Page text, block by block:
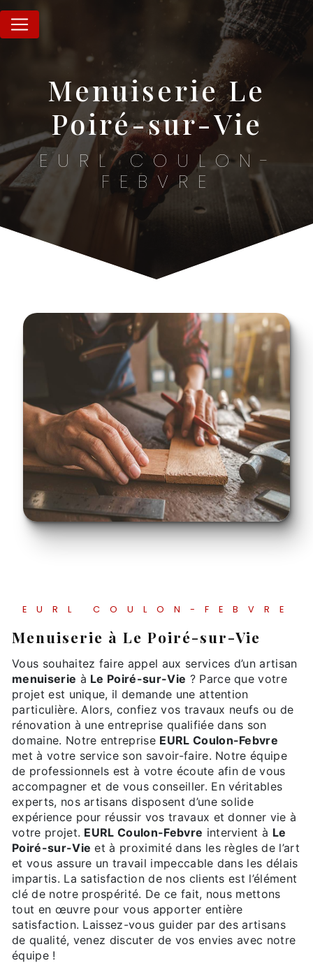
menuiserie Le
Poiré-sur-Vie
EURL COULON-
FEBVRE
EURL COULON-FEBVRE
menuiserie à Le Poiré-sur-Vie
Vous souhaitez faire appel aux services d’un artisan
menuiserie à Le Poiré-sur-Vie ? Parce que votre
projet est unique, il demande une attention
particulière. Alors, confiez vos travaux neufs ou de
rénovation à une entreprise qualifiée dans son
domaine. Notre entreprise EURL Coulon-Febvre
met à votre service son savoir-faire. Notre équipe
de professionnels est à votre écoute afin de vous
accompagner et de vous conseiller. En véritables
experts, nos artisans disposent d’une solide
expérience pour réussir vos travaux et donner vie à
votre projet. EURL Coulon-Febvre intervient à Le
Poiré-sur-Vie et à proximité dans les règles de l’art
et vous assure un travail impeccable dans les délais
impartis. La satisfaction de nos clients est l’élément
clé de notre prospérité. De ce fait, nous mettons
tout en œuvre pour vous apporter entière
satisfaction. Laissez-vous guider par des artisans
de qualité, venez discuter de vos envies avec notre
équipe !
Panneau de gestion des cookies